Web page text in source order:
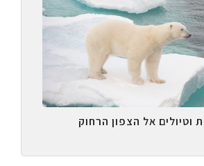
וטיולים אל הצפון הרחוק